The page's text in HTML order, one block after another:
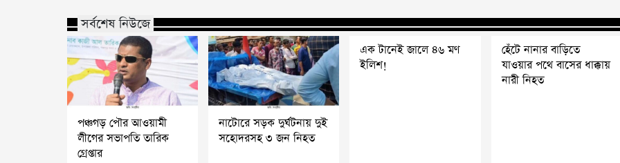
সর্বশেষ নিউজে
পঞ্চগড় পৌর আওয়ামী
লীগের সভাপতি তারিক
গ্রেপ্তার
নাটোরে সড়ক দুর্ঘটনায় দুই
সহোদরসহ ৩ জন নিহত
এক টানেই জালে ৪৬ মণ
ইলিশ!
হেঁটে নানার বাড়িতে
যাওয়ার পথে বাসের ধাক্কায়
নারী নিহত